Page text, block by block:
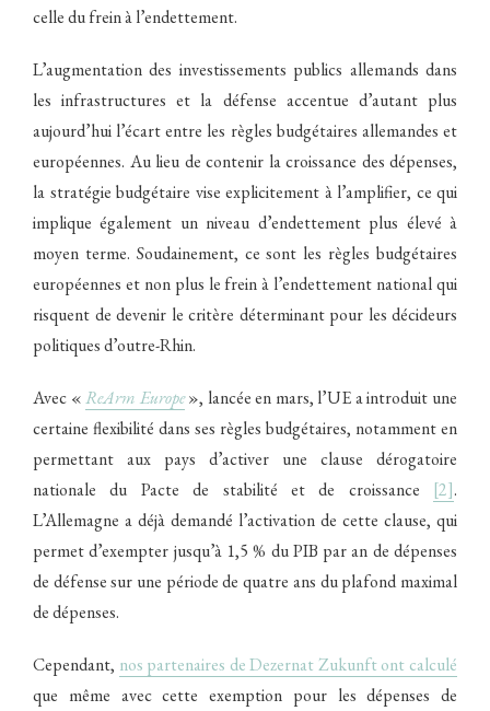
celle du frein à l’endettement.
L’augmentation des investissements publics allemands dans
les infrastructures et la défense accentue d’autant plus
aujourd’hui l’écart entre les règles budgétaires allemandes et
européennes. Au lieu de contenir la croissance des dépenses,
la stratégie budgétaire vise explicitement à l’amplifier, ce qui
implique également un niveau d’endettement plus élevé à
moyen terme. Soudainement, ce sont les règles budgétaires
européennes et non plus le frein à l’endettement national qui
risquent de devenir le critère déterminant pour les décideurs
politiques d’outre-Rhin.
Avec «ReArm Europe», lancée en mars, l’UE a introduit une
certaine flexibilité dans ses règles budgétaires, notamment en
permettant aux pays d’activer une clause dérogatoire
nationale du Pacte de stabilité et de croissance [2].
L’Allemagne a déjà demandé l’activation de cette clause, qui
permet d’exempter jusqu’à 1,5 % du PIB par an de dépenses
de défense sur une période de quatre ans du plafond maximal
de dépenses.
Cependant, nos partenaires de Dezernat Zukunft ont calculé
que même avec cette exemption pour les dépenses de